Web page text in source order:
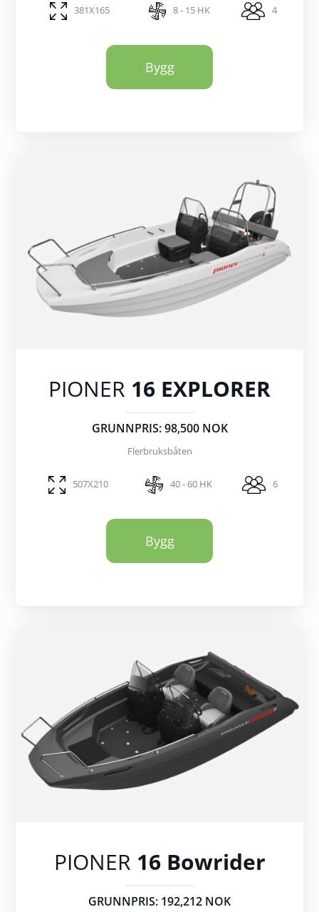
381X165 8 - 15 HK 4
Bygg
PIONER 16 EXPLORER
GRUNNPRIS: 98,500 NOK
Flerbruksbåten
507X210 40 - 60 HK 6
Bygg
PIONER 16 Bowrider
GRUNNPRIS: 192,212 NOK